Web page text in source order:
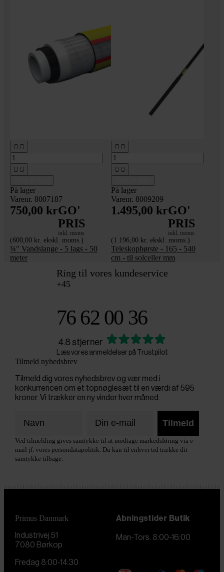
 
 
På lager
Varenr. 8007187
750,00 krGO'
PRIS
inkl. moms
(600,00 kr. ekskl. moms.)
¾" Vandslange - 5 lags - 50
meter
 
 
På lager
Varenr. 8009209
1.495,00 krGO'
PRIS
inkl. moms
(1.196,00 kr. ekskl. moms.)
Teleskopbørste - 165 - 540
cm - til solceller mm
Ring til vores kundeservice
+45
76 62 00 36
4.8 stjerner
Læs vores anmeldelser på Trustpilot
Tilmeld nyhedsbrev
Tilmeld dig vores nyhedsbrev og vær med i
konkurrencen om et topnøglesæt til en værdi af 595
kroner. Vi trækker en ny vinder hver måned.
Tilmeld
Ved tilmelding gives samtykke til at modtage markedsføring via e-
mail jf. vores persondatapolitik. Du kan til enhver tid trække dit
samtykke tilbage.
Primus Danmark
Industrivej 51
7080 Børkop
Åbningstider Butik
Man-Tors. 8:00-16:00
Fredag 8:00-14:30